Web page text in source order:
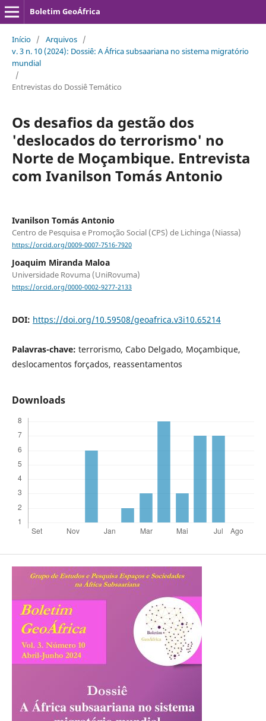
Boletim GeoÁfrica
Início / Arquivos /
v. 3 n. 10 (2024): Dossiê: A África subsaariana no sistema migratório
mundial
/
Entrevistas do Dossiê Temático
Os desafios da gestão dos
'deslocados do terrorismo' no
Norte de Moçambique. Entrevista
com Ivanilson Tomás Antonio
Ivanilson Tomás Antonio
Centro de Pesquisa e Promoção Social (CPS) de Lichinga (Niassa)
https://orcid.org/0009-0007-7516-7920
Joaquim Miranda Maloa
Universidade Rovuma (UniRovuma)
https://orcid.org/0000-0002-9277-2133
DOI: https://doi.org/10.59508/geoafrica.v3i10.65214
Palavras-chave: terrorismo, Cabo Delgado, Moçambique,
deslocamentos forçados, reassentamentos
Downloads